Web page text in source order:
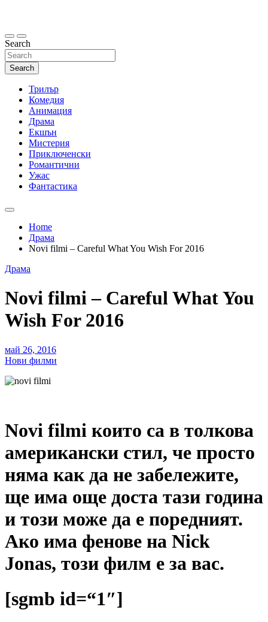
Search
Search
Трилър
Комедия
Анимация
Драма
Екшън
Мистерия
Приключенски
Романтични
Ужас
Фантастика
Home
Драма
Novi filmi – Careful What You Wish For 2016
Драма
Novi filmi – Careful What You
Wish For 2016
май 26, 2016
Нови филми
Novi filmi които са в толкова
американски стил, че просто
няма как да не забележите,
ще има още доста тази година
и този може да е поредният.
Ако има фенове на Nick
Jonas, този филм е за вас.
[sgmb id=“1″]